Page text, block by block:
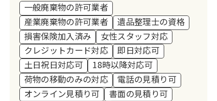
一般廃棄物の許可業者
産業廃棄物の許可業者
遺品整理士の資格
損害保険加入済み
女性スタッフ対応
クレジットカード対応
即日対応可
土日祝日対応可
18時以降対応可
荷物の移動のみの対応
電話の見積り可
オンライン見積り可
書面の見積り可